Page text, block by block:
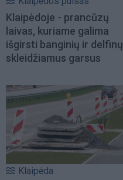
Klaipėdoje - prancūzų
laivas, kuriame galima
išgirsti banginių ir delfinų
skleidžiamus garsus
Klaipėda